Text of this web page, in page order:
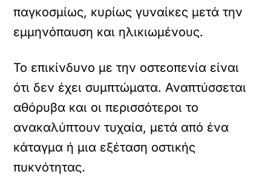
παγκοσμίως, κυρίως γυναίκες μετά την
εμμηνόπαυση και ηλικιωμένους.
Το επικίνδυνο με την οστεοπενία είναι
ότι δεν έχει συμπτώματα. Αναπτύσσεται
αθόρυβα και οι περισσότεροι το
ανακαλύπτουν τυχαία, μετά από ένα
κάταγμα ή μια εξέταση οστικής
πυκνότητας.